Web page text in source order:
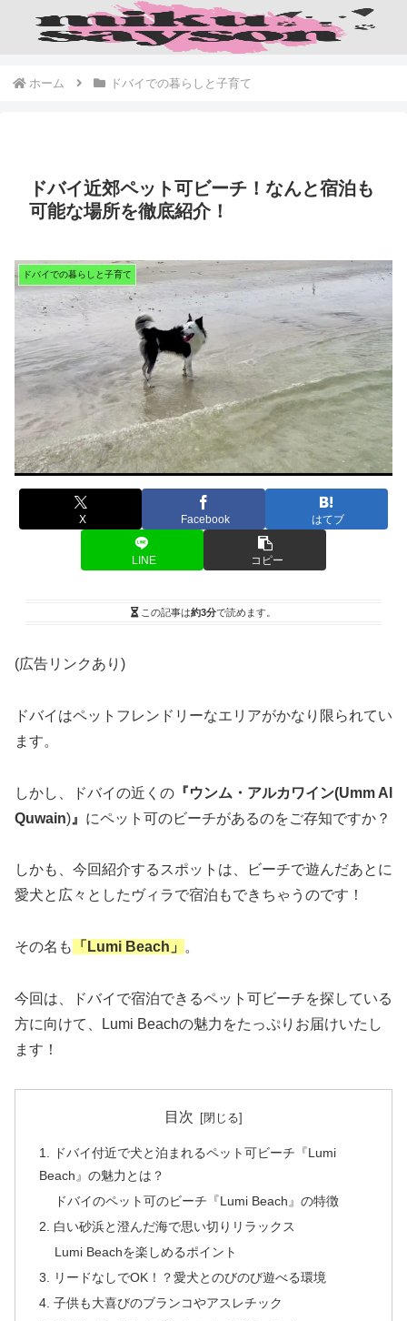
ホーム ドバイでの暮らしと子育て
ドバイ近郊ペット可ビーチ！なんと宿泊も
可能な場所を徹底紹介！
ドバイでの暮らしと子育て
X Facebook はてブ
LINE コピー
この記事は約3分で読めます。
(広告リンクあり)
ドバイはペットフレンドリーなエリアがかなり限られてい
ます。
しかし、ドバイの近くの 『ウンム・アルカワイン(Umm Al
Quwain) 』 にペット可のビーチがあるのをご存知ですか？
しかも、今回紹介するスポットは、ビーチで遊んだあとに
愛犬と広々としたヴィラで宿泊もできちゃうのです！
その名も 「Lumi Beach」 。
今回は、ドバイで宿泊できるペット可ビーチを探している
方に向けて、Lumi Beachの魅力をたっぷりお届けいたし
ます！
目次
1. ドバイ付近で犬と泊まれるペット可ビーチ『Lumi
Beach』の魅力とは？
ドバイのペット可のビーチ『Lumi Beach』の特徴
2. 白い砂浜と澄んだ海で思い切りリラックス
Lumi Beachを楽しめるポイント
3. リードなしでOK！？愛犬とのびのび遊べる環境
4. 子供も大喜びのブランコやアスレチック